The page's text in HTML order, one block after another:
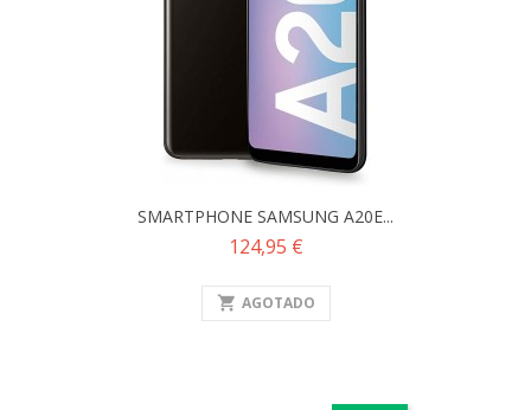
SMARTPHONE SAMSUNG A20E...
Precio
124,95 €
shopping_cart AGOTADO